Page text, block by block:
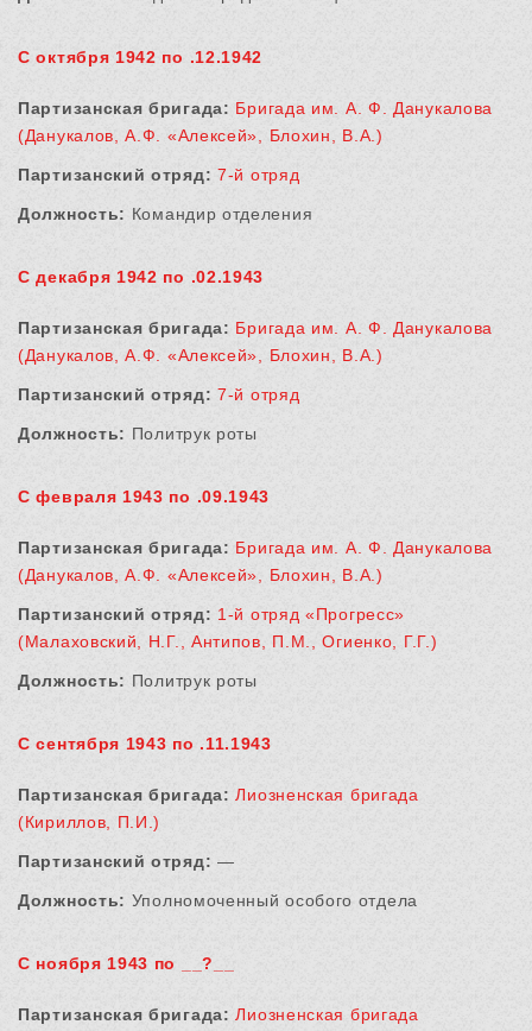
С октября 1942 по .12.1942
Партизанская бригада: Бригада им. А. Ф. Данукалова
(Данукалов, А.Ф. «Алексей», Блохин, В.А.)
Партизанский отряд: 7-й отряд
Должность: Командир отделения
С декабря 1942 по .02.1943
Партизанская бригада: Бригада им. А. Ф. Данукалова
(Данукалов, А.Ф. «Алексей», Блохин, В.А.)
Партизанский отряд: 7-й отряд
Должность: Политрук роты
С февраля 1943 по .09.1943
Партизанская бригада: Бригада им. А. Ф. Данукалова
(Данукалов, А.Ф. «Алексей», Блохин, В.А.)
Партизанский отряд: 1-й отряд «Прогресс»
(Малаховский, Н.Г., Антипов, П.М., Огиенко, Г.Г.)
Должность: Политрук роты
С сентября 1943 по .11.1943
Партизанская бригада: Лиозненская бригада
(Кириллов, П.И.)
Партизанский отряд: —
Должность: Уполномоченный особого отдела
С ноября 1943 по __?__
Партизанская бригада: Лиозненская бригада